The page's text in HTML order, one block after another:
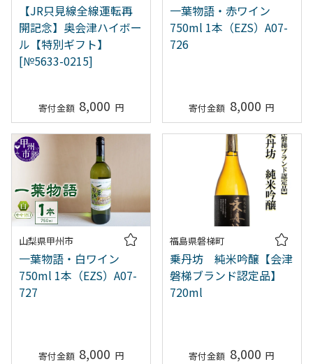
【JR只見線全線運転再
開記念】奥会津ハイボー
ル【特別ギフト】
[№5633-0215]
8,000
一葉物語・赤ワイン
750ml 1本（EZS）A07-
726
8,000
山梨県甲州市
一葉物語・白ワイン
750ml 1本（EZS）A07-
727
8,000
福島県磐梯町
乗丹坊 純米吟醸【会津
磐梯ブランド認定品】
720ml
8,000